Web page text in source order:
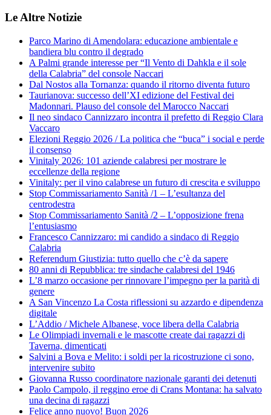
Le Altre Notizie
Parco Marino di Amendolara: educazione ambientale e
bandiera blu contro il degrado
A Palmi grande interesse per “Il Vento di Dahkla e il sole
della Calabria” del console Naccari
Dal Nostos alla Tornanza: quando il ritorno diventa futuro
Taurianova: successo dell’XI edizione del Festival dei
Madonnari. Plauso del console del Marocco Naccari
Il neo sindaco Cannizzaro incontra il prefetto di Reggio Clara
Vaccaro
Elezioni Reggio 2026 / La politica che “buca” i social e perde
il consenso
Vinitaly 2026: 101 aziende calabresi per mostrare le
eccellenze della regione
Vinitaly: per il vino calabrese un futuro di crescita e sviluppo
Stop Commissariamento Sanità /1 – L’esultanza del
centrodestra
Stop Commissariamento Sanità /2 – L’opposizione frena
l’entusiasmo
Francesco Cannizzaro: mi candido a sindaco di Reggio
Calabria
Referendum Giustizia: tutto quello che c’è da sapere
80 anni di Repubblica: tre sindache calabresi del 1946
L’8 marzo occasione per rinnovare l’impegno per la parità di
genere
A San Vincenzo La Costa riflessioni su azzardo e dipendenza
digitale
L’Addio / Michele Albanese, voce libera della Calabria
Le Olimpiadi invernali e le mascotte create dai ragazzi di
Taverna, dimenticati
Salvini a Bova e Melito: i soldi per la ricostruzione ci sono,
intervenire subito
Giovanna Russo coordinatore nazionale garanti dei detenuti
Paolo Campolo, il reggino eroe di Crans Montana: ha salvato
una decina di ragazzi
Felice anno nuovo! Buon 2026